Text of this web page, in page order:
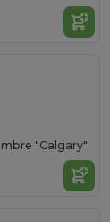
"Calgary"